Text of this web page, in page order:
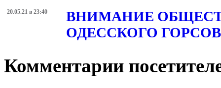
20.05.21 в 23:40
ВНИМАНИЕ
ОДЕССКОГО
Комментарии